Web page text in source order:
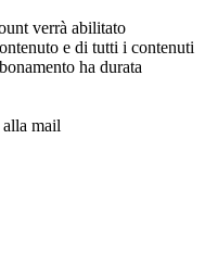
verrà abilitato
e di tutti i contenuti
ha durata
mail